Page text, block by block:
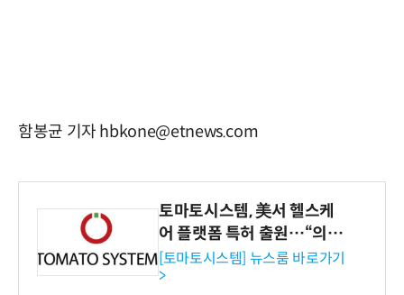
함봉균 기자 hbkone@etnews.com
토마토시스템, 美서 헬스케
어 플랫폼 특허 출원…“의료
기관·보험사 공략”
[토마토시스템] 뉴스룸 바로가기
>